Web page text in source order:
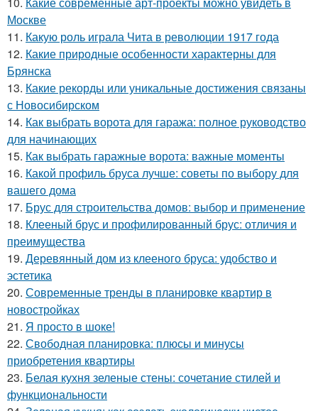
Москве
11. Какую роль играла Чита в революции 1917 года
12. Какие природные особенности характерны для
Брянска
13. Какие рекорды или уникальные достижения связаны
с Новосибирском
14. Как выбрать ворота для гаража: полное руководство
для начинающих
15. Как выбрать гаражные ворота: важные моменты
16. Какой профиль бруса лучше: советы по выбору для
вашего дома
17. Брус для строительства домов: выбор и применение
18. Клееный брус и профилированный брус: отличия и
преимущества
19. Деревянный дом из клееного бруса: удобство и
эстетика
20. Современные тренды в планировке квартир в
новостройках
21. Я просто в шоке!
22. Свободная планировка: плюсы и минусы
приобретения квартиры
23. Белая кухня зеленые стены: сочетание стилей и
функциональности